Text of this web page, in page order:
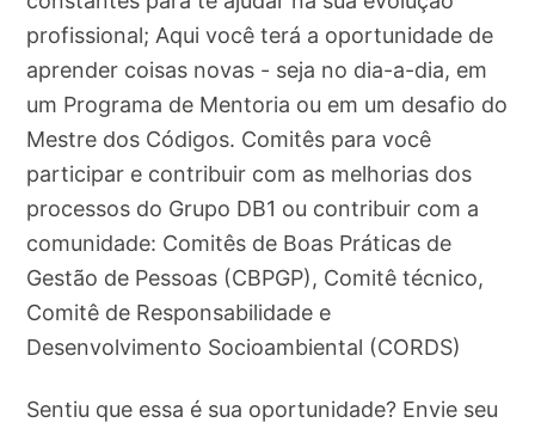
profissional; Aqui você terá a oportunidade de
aprender coisas novas - seja no dia-a-dia, em
um Programa de Mentoria ou em um desafio do
Mestre dos Códigos. Comitês para você
participar e contribuir com as melhorias dos
processos do Grupo DB1 ou contribuir com a
comunidade: Comitês de Boas Práticas de
Gestão de Pessoas (CBPGP), Comitê técnico,
Comitê de Responsabilidade e
Desenvolvimento Socioambiental (CORDS)
Sentiu que essa é sua oportunidade? Envie seu